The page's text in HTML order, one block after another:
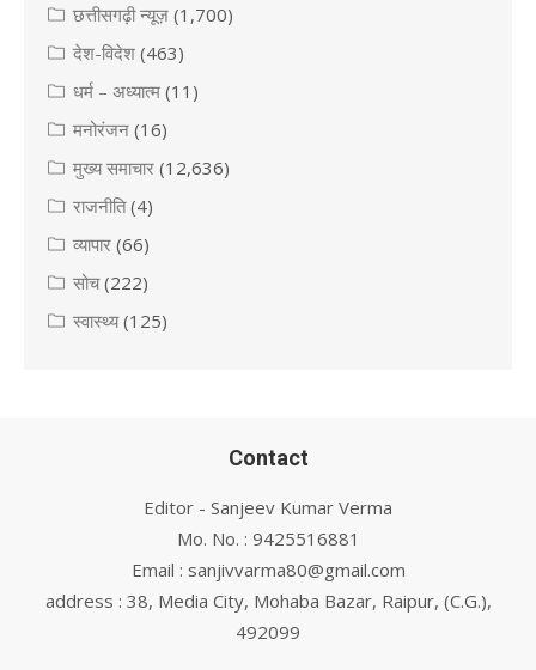
छत्तीसगढ़ी न्यूज़ (1,700)
देश-विदेश (463)
धर्म – अध्यात्म (11)
मनोरंजन (16)
मुख्य समाचार (12,636)
राजनीति(4)
व्यापार (66)
सोच(222)
स्वास्थ्य(125)
Contact
Editor - Sanjeev Kumar Verma
Mo. No. : 9425516881
Email : sanjivvarma80@gmail.com
address : 38, Media City, Mohaba Bazar, Raipur, (C.G.),
492099